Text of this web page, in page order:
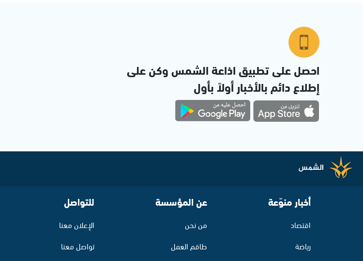
احصل على تطبيق اذاعة الشمس وكن على
إطلاع دائم بالأخبار أولاً بأول
أخبار منوّعة
اقتصاد
رياضة
عن المؤسسة
من نحن
طاقم العمل
للتواصل
الإعلان معنا
تواصل معنا